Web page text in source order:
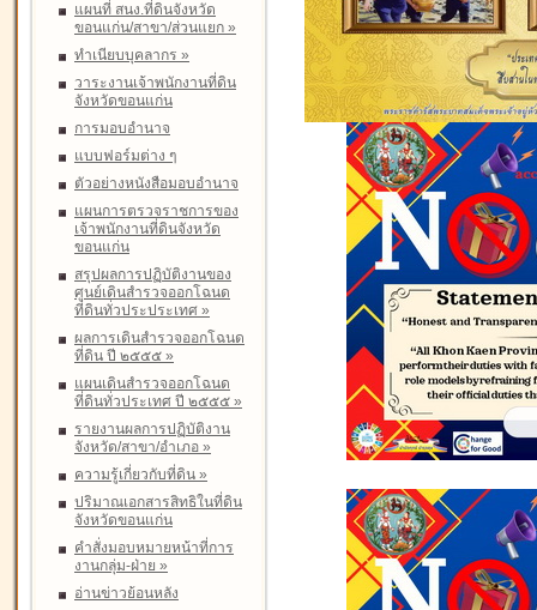
แผนที่ สนง.ที่ดินจังหวัด
ขอนแก่น/สาขา/ส่วนแยก »
ทำเนียบบุคลากร »
วาระงานเจ้าพนักงานที่ดิน
จังหวัดขอนแก่น
การมอบอำนาจ
แบบฟอร์มต่าง ๆ
ตัวอย่างหนังสือมอบอำนาจ
แผนการตรวจราชการของ
เจ้าพนักงานที่ดินจังหวัด
ขอนแก่น
สรุปผลการปฏิบัติงานของ
ศูนย์เดินสำรวจออกโฉนด
ที่ดินทั่วประประเทศ »
ผลการเดินสำรวจออกโฉนด
ที่ดิน ปี ๒๕๕๕ »
แผนเดินสำรวจออกโฉนด
ที่ดินทั่วประเทศ ปี ๒๕๕๕ »
รายงานผลการปฏิบัติงาน
จังหวัด/สาขา/อำเภอ »
ความรู้เกี่ยวกับที่ดิน »
ปริมาณเอกสารสิทธิในที่ดิน
จังหวัดขอนแก่น
คำสั่งมอบหมายหน้าที่การ
งานกลุ่ม-ฝ่าย »
อ่านข่าวย้อนหลัง